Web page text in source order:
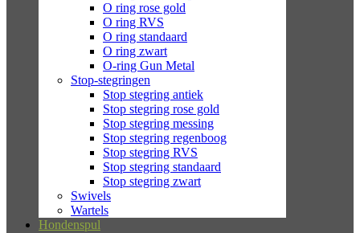
O ring rose gold
O ring RVS
O ring standaard
O ring zwart
O-ring Gun Metal
Stop-stegringen
Stop stegring antiek
Stop stegring rose gold
Stop stegring messing
Stop stegring regenboog
Stop stegring RVS
Stop stegring standaard
Stop stegring zwart
Swivels
Wartels
Hondenspul